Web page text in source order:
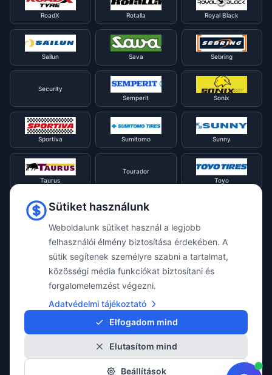
RoadX Rotalla Royal Black
Sailun Sava Sebring
Security
Semperit
Sonix
Sportiva Sumitomo Sunny
Taurus
Tourador
Toyo
Tracmax
Uniroyal
Viking Voyager
Vredestein
Sütiket használunk
Weboldalunk sütiket használ a legjobb
felhasználói élmény biztosítása érdekében. A
sütik segítenek személyre szabni a tartalmat,
közösségi média funkciókat biztosítani és
forgalomelemzést végezni.
Adatvédelmi tájékoztató
Elfogadom mind
Elutasítom mind
Beállítások